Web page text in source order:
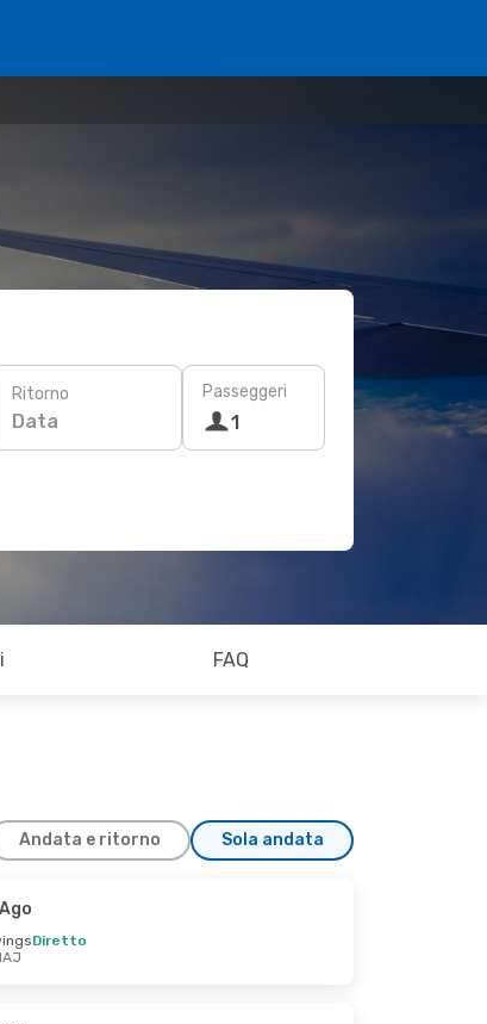
Ritorno
Data
Passeggeri
1
FAQ
Andata e ritorno Sola andata
Diretto